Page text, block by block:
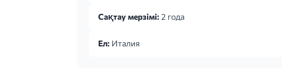
Сақтау мерзімі: 2 года
Ел: Италия